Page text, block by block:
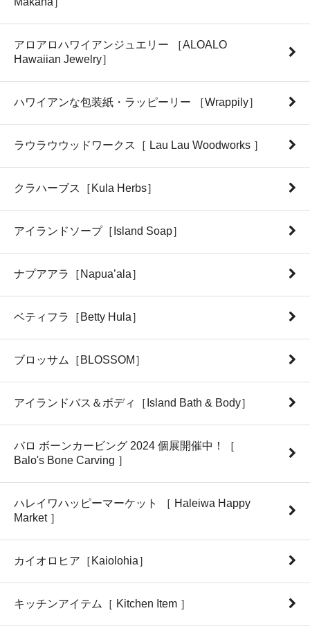
アロアロハワイアンジュエリー ［ALOALO
Hawaiian Jewelry］
ハワイアンな包装紙・ラッピーリー ［Wrappily］
ラウラウウッドワークス［ Lau Lau Woodworks ］
クラハーブス［Kula Herbs］
アイランドソープ［Island Soap］
ナプアアラ［Napua’ala］
ベティフラ［Betty Hula］
ブロッサム［BLOSSOM］
アイランドバス＆ボディ［Island Bath & Body］
バロ ボーンカービング 2024 個展開催中！［
Balo's Bone Carving ］
ハレイワハッピーマーケット ［ Haleiwa Happy
Market ］
カイオロヒア［Kaiolohia］
キッチンアイテム［ Kitchen Item ］